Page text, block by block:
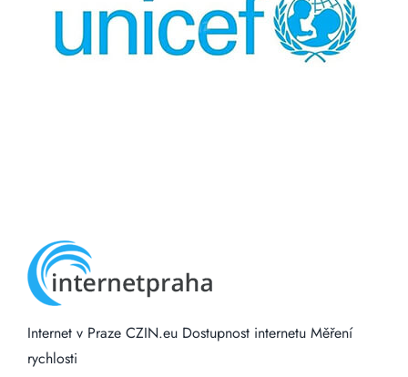
Internet v Praze CZIN.eu Dostupnost internetu Měření
rychlosti